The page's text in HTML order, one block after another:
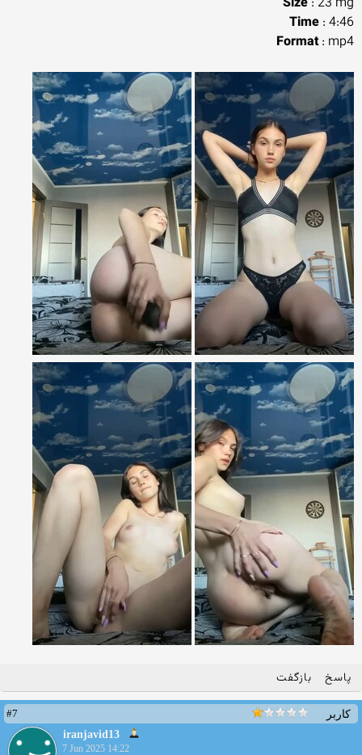
Time : 4:46
Format: mp4
پاسخ بازگفت
کاربر
#7
iranjavid13
7 Jun 2025 14:22